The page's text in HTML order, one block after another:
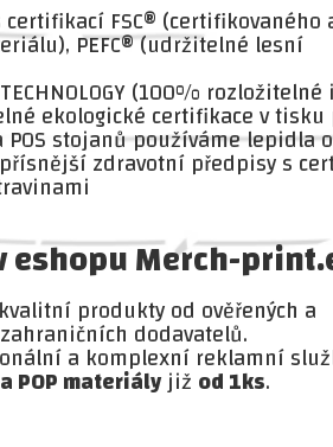
FSC® (certifikovaného
PEFC® (udržitelné lesní
(100%
ekologické certifikace v tisku
stojanů používáme lepidla
zdravotní předpisy s
Merch-
produkty od ověřených a
dodavatelů.
a komplexní reklamní
POP materiályjiž od 1ks.